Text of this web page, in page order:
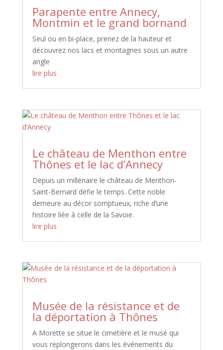
Parapente entre Annecy,
Montmin et le grand bornand
Seul ou en bi-place, prenez de la hauteur et
découvrez nos lacs et montagnes sous un autre
angle
lire plus
Le château de Menthon entre
Thônes et le lac d’Annecy
Depuis un millénaire le château de Menthon-
Saint-Bernard défie le temps. Cette noble
demeure au décor somptueux, riche d’une
histoire liée à celle de la Savoie.
lire plus
Musée de la résistance et de
la déportation à Thônes
A Morette se situe le cimetière et le musé qui
vous replongerons dans les événements du